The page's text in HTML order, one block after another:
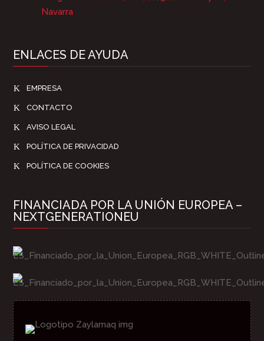
Navarra
ENLACES DE AYUDA
K EMPRESA
K CONTACTO
K AVISO LEGAL
K POLÍTICA DE PRIVACIDAD
K POLÍTICA DE COOKIES
FINANCIADA POR LA UNIÓN EUROPEA –
NEXTGENERATIONEU